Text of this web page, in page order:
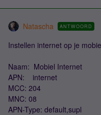
Natascha ANTWOORD
Instellen internet op je
Naam: Mobiel Internet
APN: internet
MCC: 204
MNC: 08
APN-Type: default,supl